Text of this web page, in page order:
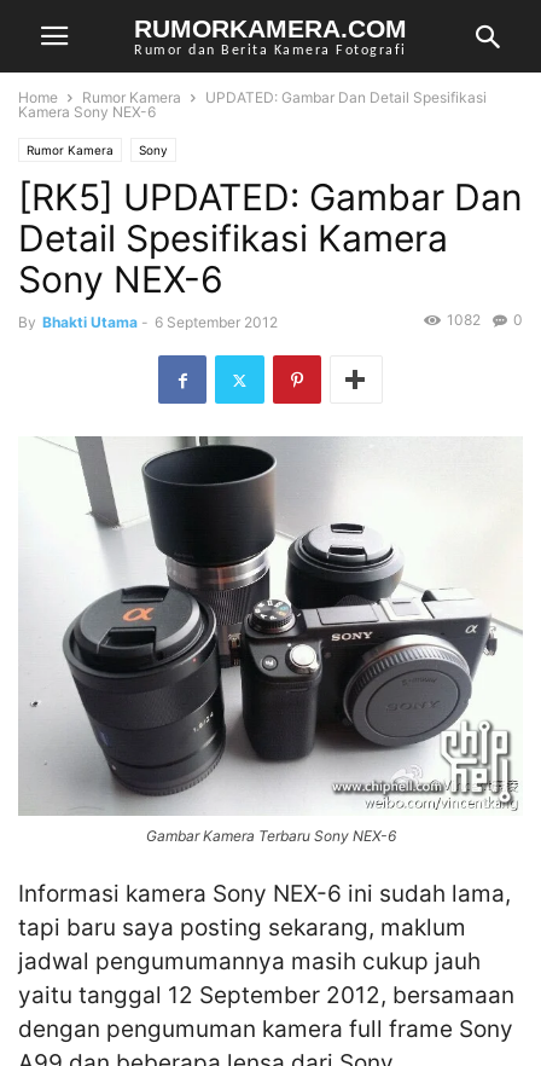
RUMORKAMERA.COM
Rumor dan Berita Kamera Fotografi
Home Rumor Kamera
UPDATED: Gambar Dan Detail Spesifikasi
Kamera Sony NEX-6
Rumor Kamera Sony
[RK5] UPDATED: Gambar Dan
Detail Spesifikasi Kamera
Sony NEX-6
By Bhakti Utama - 6 September 2012 0
1082
Gambar Kamera Terbaru Sony NEX-6
Informasi kamera Sony NEX-6 ini sudah lama,
tapi baru saya posting sekarang, maklum
jadwal pengumumannya masih cukup jauh
yaitu tanggal 12 September 2012, bersamaan
dengan pengumuman kamera full frame Sony